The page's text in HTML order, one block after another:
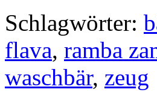
Schlagwörter:
flava, ramba
waschbär, zeug